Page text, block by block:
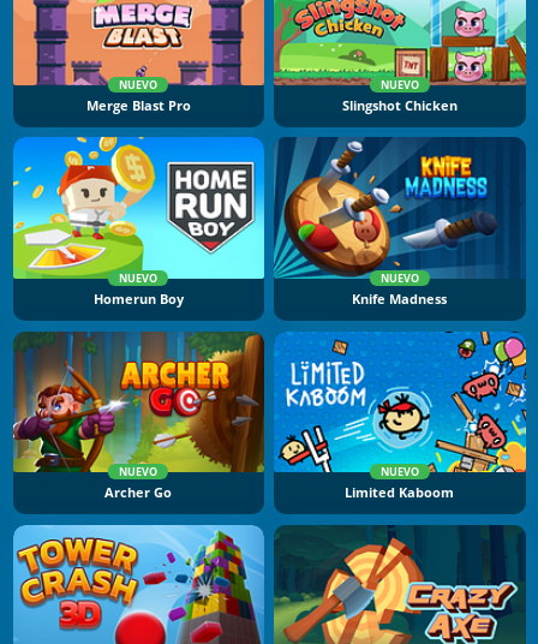
NUEVO
Merge Blast Pro
NUEVO
Slingshot Chicken
NUEVO
Homerun Boy
NUEVO
Knife Madness
NUEVO
Archer Go
NUEVO
Limited Kaboom